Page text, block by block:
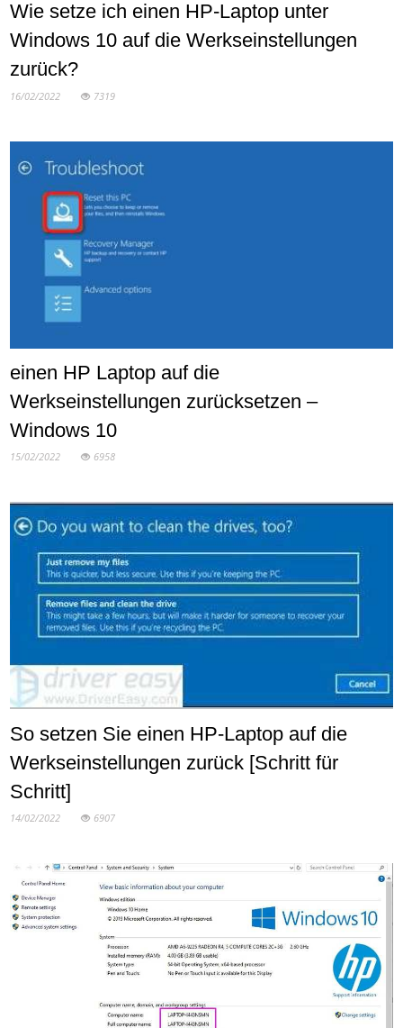
Wie setze ich einen HP-Laptop unter
Windows 10 auf die Werkseinstellungen
zurück?
16/02/2022 7319
einen HP Laptop auf die
Werkseinstellungen zurücksetzen –
Windows 10
15/02/2022 6958
So setzen Sie einen HP-Laptop auf die
Werkseinstellungen zurück [Schritt für
Schritt]
14/02/2022 6907